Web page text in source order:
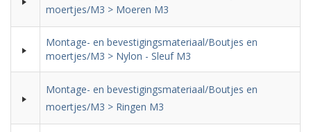
moertjes/M3 > Moeren M3
Montage- en bevestigingsmateriaal/Boutjes en
moertjes/M3 > Nylon - Sleuf M3
Montage- en bevestigingsmateriaal/Boutjes en
moertjes/M3 > Ringen M3